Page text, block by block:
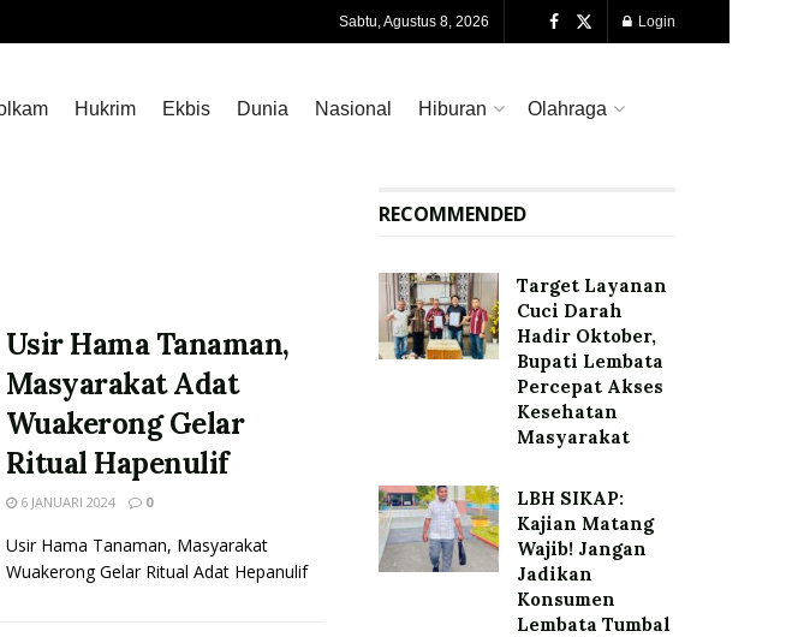
Sabtu, Agustus 8, 2026 Login
Hukrim Ekbis Dunia Nasional Hiburan Olahraga
Usir Hama Tanaman,
Masyarakat Adat
Wuakerong Gelar
Ritual Hapenulif
6 JANUARI 2024 0
Usir Hama Tanaman, Masyarakat
Wuakerong Gelar Ritual Adat Hepanulif
RECOMMENDED
Target Layanan
Cuci Darah
Hadir Oktober,
Bupati Lembata
Percepat Akses
Kesehatan
Masyarakat
LBH SIKAP:
Kajian Matang
Wajib! Jangan
Jadikan
Konsumen
Lembata Tumbal